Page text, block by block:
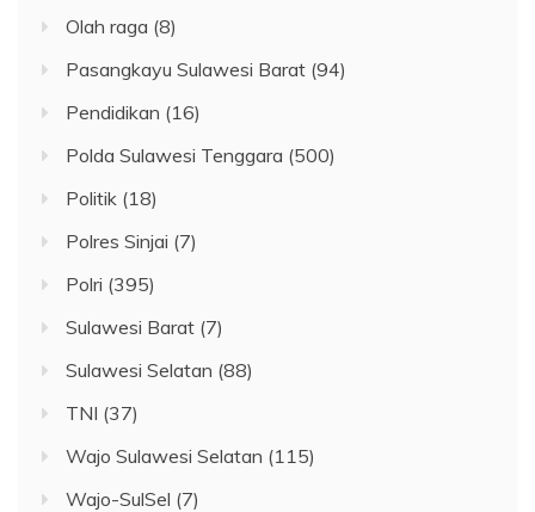
Olah raga (8)
Pasangkayu Sulawesi Barat (94)
Pendidikan (16)
Polda Sulawesi Tenggara (500)
Politik (18)
Polres Sinjai (7)
Polri (395)
Sulawesi Barat (7)
Sulawesi Selatan (88)
TNI (37)
Wajo Sulawesi Selatan (115)
Wajo-SulSel (7)